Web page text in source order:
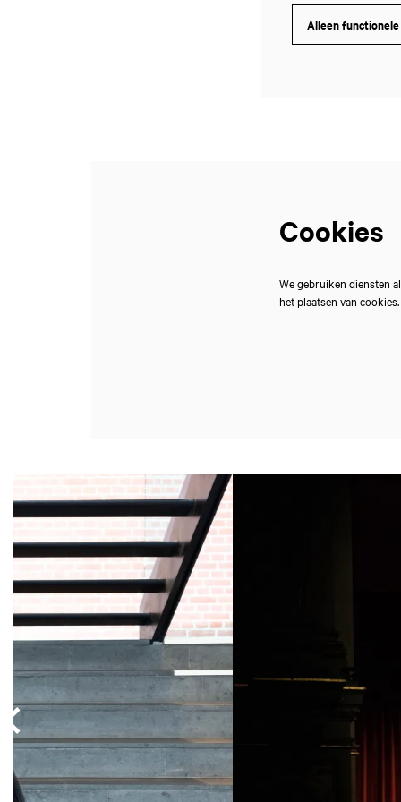
Alleen
Cookies
We gebruiken diensten
het plaatsen van cookies.